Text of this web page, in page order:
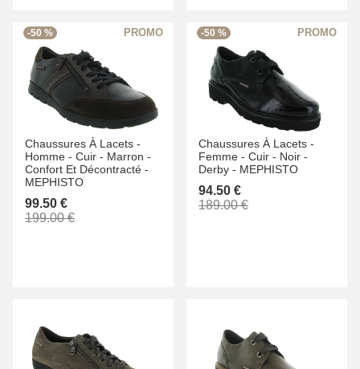
-50 %
Chaussures À Lacets -
Homme - Cuir - Marron -
Confort Et Décontracté -
MEPHISTO
99.50 €
199.00 €
-50 %
Chaussures À Lacets -
Femme - Cuir - Noir -
Derby - MEPHISTO
94.50 €
189.00 €